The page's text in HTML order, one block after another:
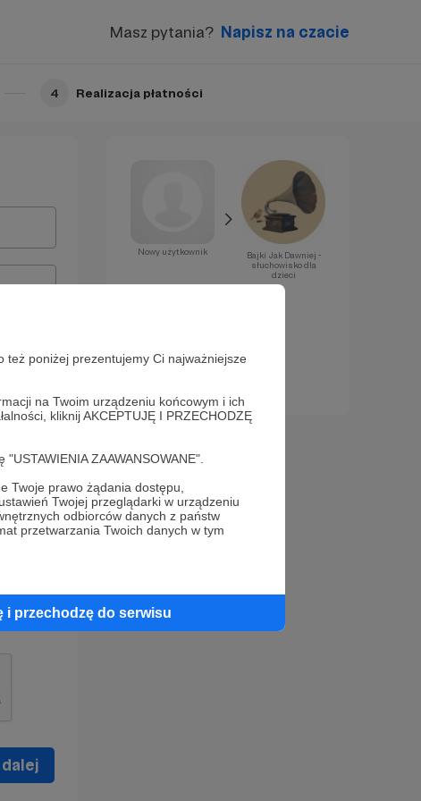
też poniżej prezentujemy Ci najważniejsze
na Twoim urządzeniu końcowym i ich
kliknij AKCEPTUJĘ I PRZECHODZĘ
ZAAWANSOWANE".
Twoje prawo żądania dostępu,
Twojej przeglądarki w urządzeniu
odbiorców danych z państw
przetwarzania Twoich danych w tym
i przechodzę do serwisu
Masz pytania? Napisz na czacie
4 Realizacja płatności
w celu
zostać
Nowy użytkownik
Bajki Jak Dawniej -
słuchowisko dla
dzieci
Patronem!